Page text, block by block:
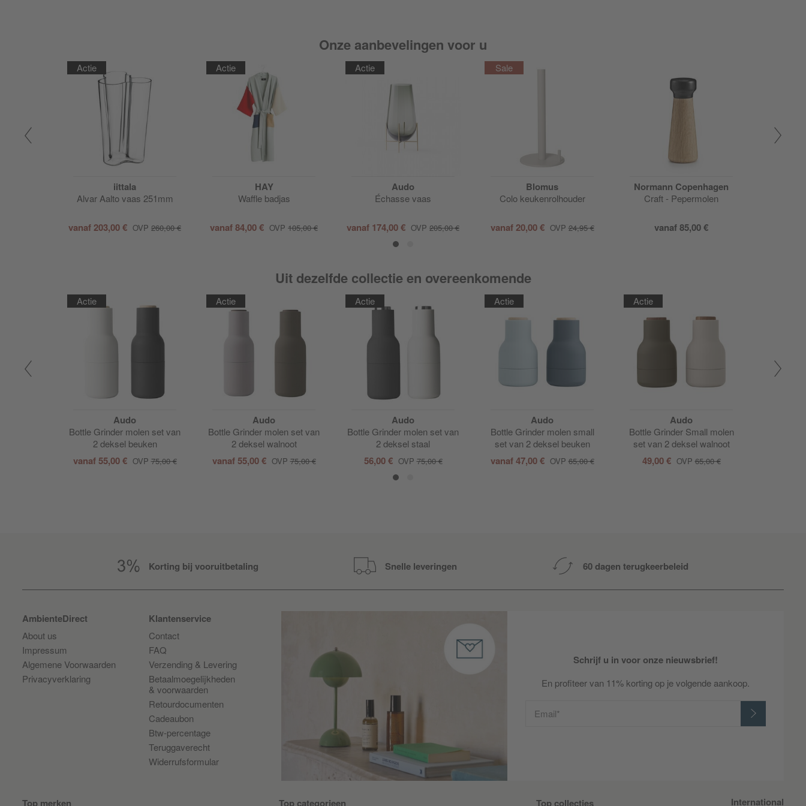
Onze aanbevelingen voor u
Actie
iittala
Alvar Aalto vaas 251mm
vanaf203,00 € OVP 260,00 €
Actie
HAY
Waffle badjas
vanaf84,00 € OVP 105,00 €
Actie
Audo
Échasse vaas
vanaf 174,00 € OVP 205,00 €
Blomus
Colo keukenrolhouder
vanaf20,00 € OVP24,95 €
Normann Copenhagen
Craft - Pepermolen
vanaf85,00 €
Uit dezelfde collectie en overeenkomende
Actie
Audo
Bottle Grinder molen set van
2 deksel beuken
vanaf55,00 € OVP75,00 €
Actie
Audo
Bottle Grinder molen set van
2 deksel walnoot
vanaf55,00 € OVP75,00 €
Actie
Audo
Bottle Grinder molen set van
2 deksel staal
56,00 € OVP75,00 €
Actie
Audo
Bottle Grinder molen small
set van 2 deksel beuken
vanaf47,00 € OVP65,00 €
Actie
Audo
Bottle Grinder Small molen
set van 2 deksel walnoot
49,00 € OVP65,00 €
Korting bij vooruitbetaling Snelle leveringen 60 dagen terugkeerbeleid
Schrijf u in voor onze nieuwsbrief!
En profiteer van 11% korting op je volgende aankoop.
Email*
AmbienteDirect
About us
Impressum
Algemene Voorwaarden
Privacyverklaring
Klantenservice
Contact
FAQ
Verzending & Levering
Betaalmoegelijkheden
& voorwaarden
Retourdocumenten
Cadeaubon
Btw-percentage
Teruggaverecht
Widerrufsformular
Top merken Top categorieen Top collecties International